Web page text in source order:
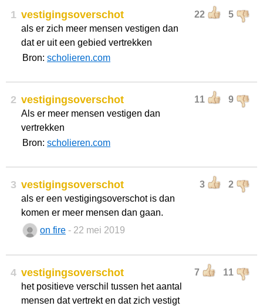
1 22 5
vestigingsoverschot
als er zich meer mensen vestigen dan
dat er uit een gebied vertrekken
Bron: scholieren.com
2 11 9
vestigingsoverschot
Als er meer mensen vestigen dan
vertrekken
Bron: scholieren.com
3 3 2
vestigingsoverschot
als er een vestigingsoverschot is dan
komen er meer mensen dan gaan.
on fire - 22 mei 2019
4 7 11
vestigingsoverschot
het positieve verschil tussen het aantal
mensen dat vertrekt en dat zich vestigt